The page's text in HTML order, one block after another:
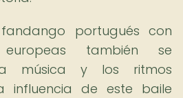
portugués con
también se
música y los ritmos
influencia de este baile